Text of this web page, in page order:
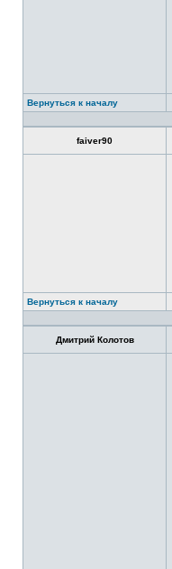
Вернуться к началу
faiver90
Вернуться к началу
Дмитрий Колотов